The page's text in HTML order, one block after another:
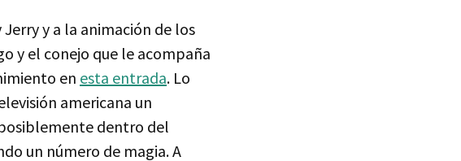
y a la animación de los
y el conejo que le acompaña
en esta entrada. Lo
americana un
dentro del
un número de magia. A